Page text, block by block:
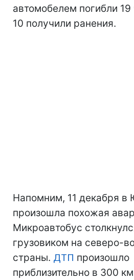
автомобелем погибли
10 получили ранения.
Напомним, 11 декабря в
произошла похожая
Микроавтобус
грузовиком на северо-
страны. ДТП произошло
приблизительно в 300